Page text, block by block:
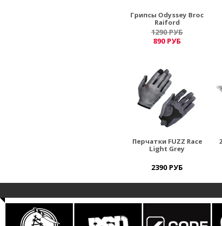
Грипсы Odyssey Broc
Raiford
1290 РУБ
890 РУБ
Перчатки FUZZ Race
Light Grey
2390 РУБ